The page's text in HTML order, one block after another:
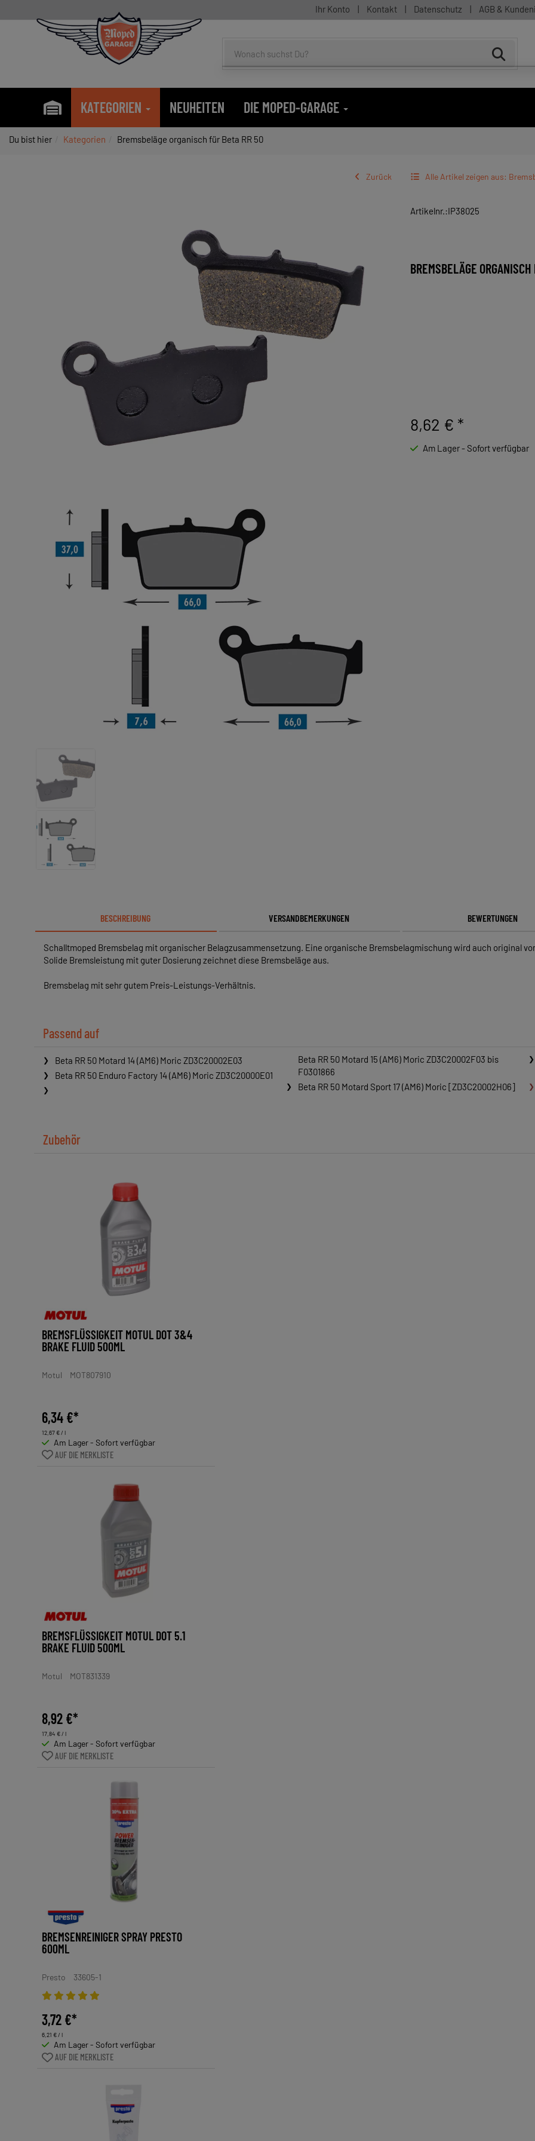
Ihr Konto | Kontakt | Datenschutz | AGB &
KATEGORIEN NEUHEITEN DIE MOPED-GARAGE
Du bist hier Kategorien Bremsbeläge organisch für Beta RR 50
Zurück Alle Artikel zeigen aus:
Artikelnr.:IP38025
BREMSBELÄGE
8,62 € *
Am Lager - Sofort verfügbar
BESCHREIBUNG VERSANDBEMERKUNGEN BEWERTUNGEN
Schalltmoped Bremsbelag mit organischer Belagzusammensetzung. Eine organische Bremsbelagmischung wird auch original
Solide Bremsleistung mit guter Dosierung zeichnet diese Bremsbeläge aus.
Bremsbelag mit sehr gutem Preis-Leistungs-Verhältnis.
Passend auf
Beta RR 50 Motard 14 (AM6) Moric ZD3C20002E03
Beta RR 50 Enduro Factory 14 (AM6) Moric ZD3C20000E01
Beta RR 50 Motard 15 (AM6) Moric ZD3C20002F03 bis
F0301866
Beta RR 50 Motard Sport 17 (AM6) Moric [ZD3C20002H06]
Zubehör
BREMSFLÜSSIGKEIT MOTUL DOT 3&4
BRAKE FLUID 500ML
Motul MOT807910
6,34 €*
12,67 € / l
Am Lager - Sofort verfügbar
AUF DIE MERKLISTE
BREMSFLÜSSIGKEIT MOTUL DOT 5.1
BRAKE FLUID 500ML
Motul MOT831339
8,92 €*
17,84 € / l
Am Lager - Sofort verfügbar
AUF DIE MERKLISTE
BREMSENREINIGER SPRAY PRESTO
600ML
Presto 33605-1
3,72 €*
6,21 € / l
Am Lager - Sofort verfügbar
AUF DIE MERKLISTE